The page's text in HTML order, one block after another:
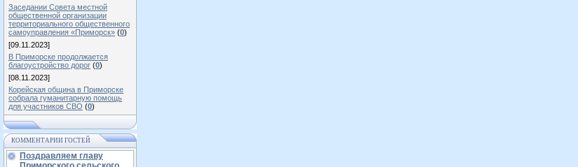
Заседании Совета местной
общественной организации
территориального общественного
самоуправления «Приморск» (0)
[09.11.2023]
В Приморске продолжается
благоустройство дорог (0)
[08.11.2023]
Корейская община в Приморске
собрала гуманитарную помощь
для участников СВО (0)
КОММЕНТАРИИ ГОСТЕЙ
Поздравляем главу